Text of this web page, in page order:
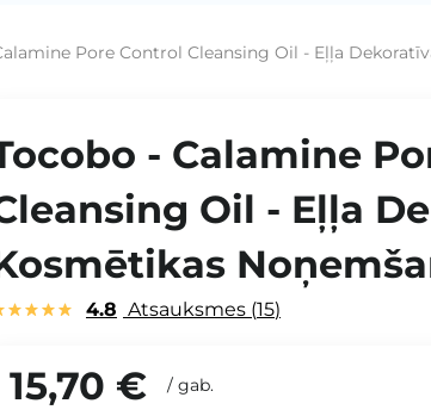
Pore Control Cleansing Oil - Eļļa
- Calamine
Oil - Eļļa
4.8 Atsauksmes 15
15,70 € / gab.